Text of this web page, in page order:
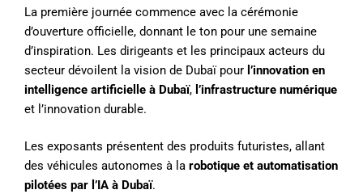
La première journée commence avec la cérémonie
d’ouverture officielle, donnant le ton pour une semaine
d’inspiration. Les dirigeants et les principaux acteurs du
secteur dévoilent la vision de Dubaï pour l’innovation en
intelligence artificielle à Dubaï, l’infrastructure numérique
et l’innovation durable.
Les exposants présentent des produits futuristes, allant
des véhicules autonomes à la robotique et automatisation
pilotées par l’IA à Dubaï.